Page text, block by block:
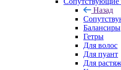
Назад
Балансиры
Гетры
Для волос
Для пуант
Для